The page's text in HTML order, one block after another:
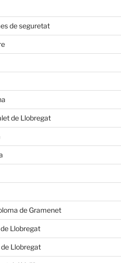
de seguretat
de Llobregat
de Gramenet
Llobregat
Llobregat